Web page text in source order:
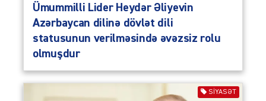
Ümummilli Lider Heydər Əliyevin
Azərbaycan dilinə dövlət dili
statusunun verilməsində əvəzsiz rolu
olmuşdur
SIYASƏT